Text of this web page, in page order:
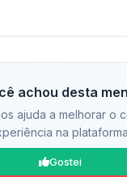
achou desta
ajuda a melhorar o
na
Gostei